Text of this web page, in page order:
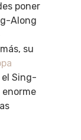
poner
Along
su
Sing-
enorme